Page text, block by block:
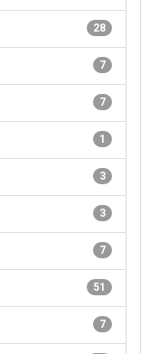
28
7
7
1
3
3
7
51
7